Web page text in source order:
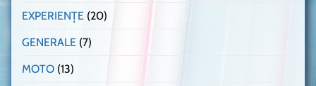
EXPERIENȚE (20)
GENERALE (7)
MOTO (13)